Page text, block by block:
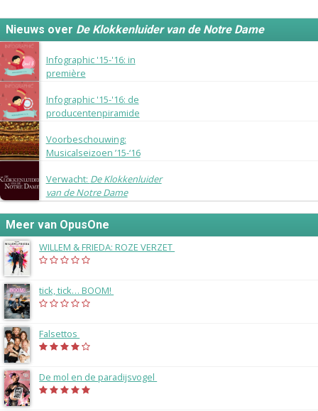
Nieuws over De Klokkenluider van de Notre Dame
Infographic '15-'16: in
première
Infographic '15-'16: de
producentenpiramide
Voorbeschouwing:
Musicalseizoen ’15-‘16
Verwacht: De Klokkenluider
van de Notre Dame
Meer van OpusOne
WILLEM & FRIEDA: ROZE VERZET
tick, tick… BOOM!
Falsettos
De mol en de paradijsvogel